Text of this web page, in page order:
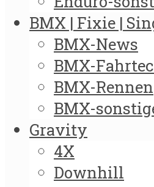
BMX | Fixie |
BMX-News
BMX-
BMX-Rennen
BMX-
Gravity
4X
Downhill